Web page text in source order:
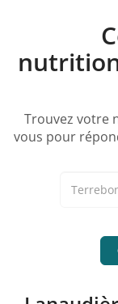
Trouvez votre
vous pour